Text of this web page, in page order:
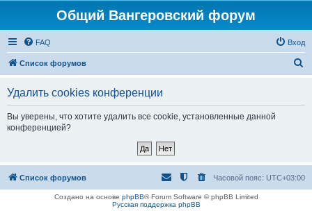
Общий Вангеровский форум
FAQ Вход
Список форумов
Удалить cookies конференции
Вы уверены, что хотите удалить все cookie, установленные данной
конференцией?
Список форумов Часовой пояс: UTC+03:00
Создано на основе phpBB® Forum Software © phpBB Limited
Русская поддержка phpBB